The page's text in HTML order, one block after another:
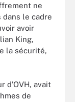
ne
dans le cadre
avoir
King,
la sécurité,
d’OVH, avait
de